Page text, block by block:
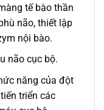
tế bào thần
não, thiết lập
nội bào.
não cục bộ.
năng của đột
triển các